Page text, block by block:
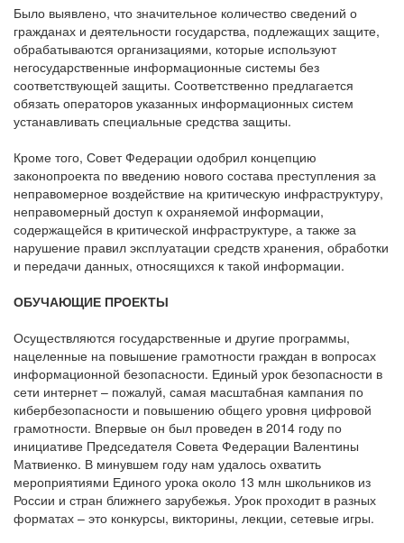
Было выявлено, что значительное количество сведений о
гражданах и деятельности государства, подлежащих защите,
обрабатываются организациями, которые используют
негосударственные информационные системы без
соответствующей защиты. Соответственно предлагается
обязать операторов указанных информационных систем
устанавливать специальные средства защиты.
Кроме того, Совет Федерации одобрил концепцию
законопроекта по введению нового состава преступления за
неправомерное воздействие на критическую инфраструктуру,
неправомерный доступ к охраняемой информации,
содержащейся в критической инфраструктуре, а также за
нарушение правил эксплуатации средств хранения, обработки
и передачи данных, относящихся к такой информации.
ОБУЧАЮЩИЕ ПРОЕКТЫ
Осуществляются государственные и другие программы,
нацеленные на повышение грамотности граждан в вопросах
информационной безопасности. Единый урок безопасности в
сети интернет – пожалуй, самая масштабная кампания по
кибербезопасности и повышению общего уровня цифровой
грамотности. Впервые он был проведен в 2014 году по
инициативе Председателя Совета Федерации Валентины
Матвиенко. В минувшем году нам удалось охватить
мероприятиями Единого урока около 13 млн школьников из
России и стран ближнего зарубежья. Урок проходит в разных
форматах – это конкурсы, викторины, лекции, сетевые игры.